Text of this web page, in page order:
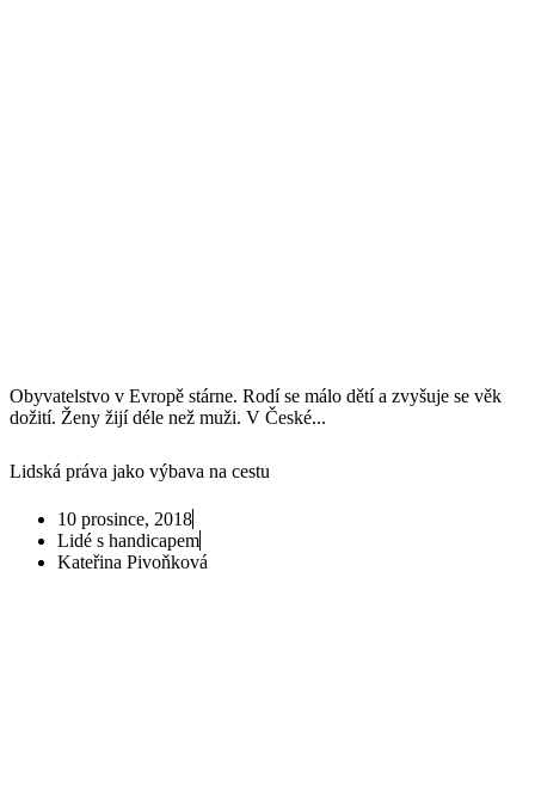
Obyvatelstvo v Evropě stárne. Rodí se málo dětí a zvyšuje se věk
dožití. Ženy žijí déle než muži. V České...
Lidská práva jako výbava na cestu
10 prosince, 2018
Lidé s handicapem
Kateřina Pivoňková